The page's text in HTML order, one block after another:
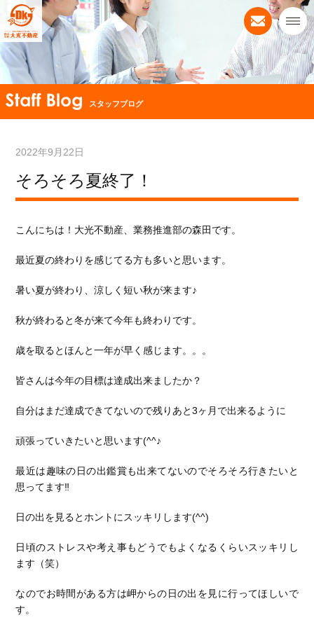
スタッフブログ
2022年9月22日
そろそろ夏終了！
こんにちは！大光不動産、業務推進部の森田です。
最近夏の終わりを感じてる方も多いと思います。
暑い夏が終わり、涼しく短い秋が来ます♪
秋が終わると冬が来て今年も終わりです。
歳を取るとほんと一年が早く感じます。。。
皆さんは今年の目標は達成出来ましたか？
自分はまだ達成できてないので残りあと3ヶ月で出来るように
頑張っていきたいと思います(^^♪
最近は趣味の日の出鑑賞も出来てないのでそろそろ行きたいと
思ってます‼
日の出を見るとホントにスッキリします(^^)
日頃のストレスや考え事もどうでもよくなるくらいスッキリし
ます（笑）
なのでお時間がある方は岬からの日の出を見に行ってほしいで
す。